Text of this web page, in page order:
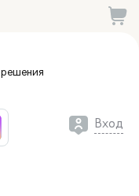
решения
Вход